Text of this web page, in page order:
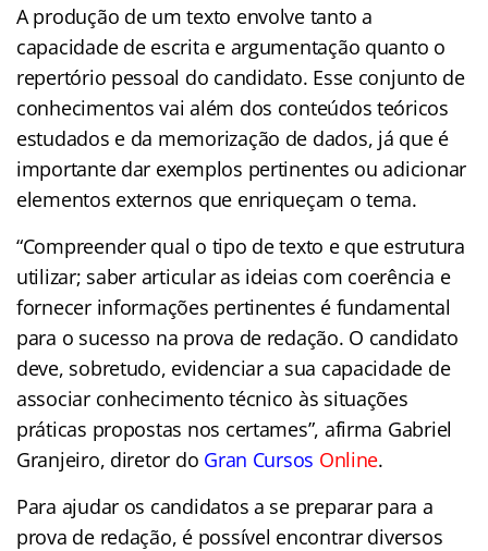
A produção de um texto envolve tanto a
capacidade de escrita e argumentação quanto o
repertório pessoal do candidato. Esse conjunto de
conhecimentos vai além dos conteúdos teóricos
estudados e da memorização de dados, já que é
importante dar exemplos pertinentes ou adicionar
elementos externos que enriqueçam o tema.
“Compreender qual o tipo de texto e que estrutura
utilizar; saber articular as ideias com coerência e
fornecer informações pertinentes é fundamental
para o sucesso na prova de redação. O candidato
deve, sobretudo, evidenciar a sua capacidade de
associar conhecimento técnico às situações
práticas propostas nos certames”, afirma Gabriel
Granjeiro, diretor do Gran Cursos Online.
Para ajudar os candidatos a se preparar para a
prova de redação, é possível encontrar diversos